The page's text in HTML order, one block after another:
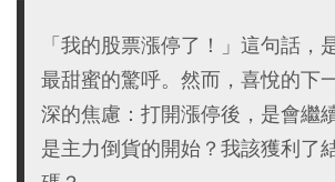
「我的股票漲停了！」這句話，
最甜蜜的驚呼。然而，喜悅的下
深的焦慮：打開漲停後，是會繼
是主力倒貨的開始？我該獲利了